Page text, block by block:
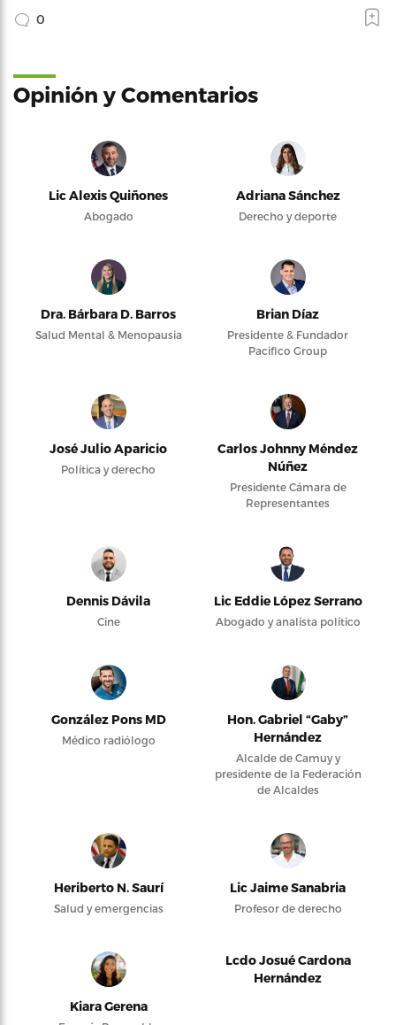
0
Opinión y Comentarios
Lic Alexis Quiñones
Abogado
Adriana Sánchez
Derecho y deporte
Dra. Bárbara D. Barros
Salud Mental & Menopausia
Brian Díaz
Presidente & Fundador
Pacifico Group
José Julio Aparicio
Política y derecho
Carlos Johnny Méndez
Núñez
Presidente Cámara de
Representantes
Dennis Dávila
Cine
Lic Eddie López Serrano
Abogado y analista político
González Pons MD
Médico radiólogo
Hon. Gabriel “Gaby”
Hernández
Alcalde de Camuy y
presidente de la Federación
de Alcaldes
Heriberto N. Saurí
Salud y emergencias
Lic Jaime Sanabria
Profesor de derecho
Kiara Gerena
Lcdo Josué Cardona
Hernández